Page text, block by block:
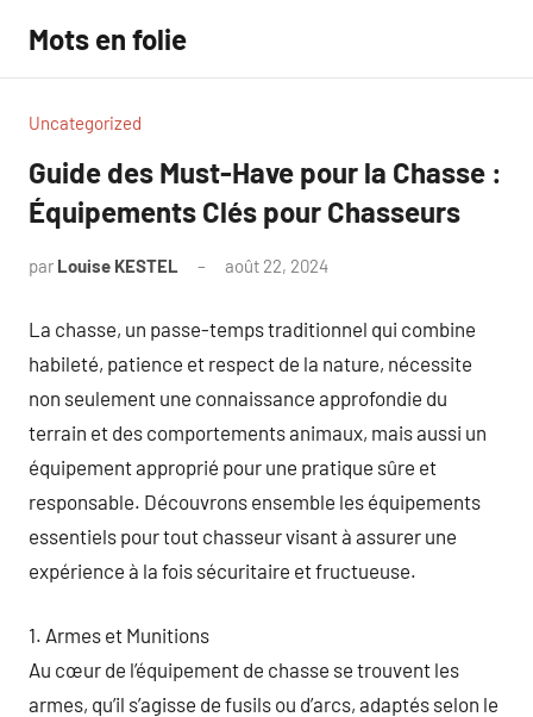
contenu
Mots en folie
Uncategorized
Guide des Must-Have pour la Chasse :
Équipements Clés pour Chasseurs
par Louise KESTEL août 22, 2024
La chasse, un passe-temps traditionnel qui combine
habileté, patience et respect de la nature, nécessite
non seulement une connaissance approfondie du
terrain et des comportements animaux, mais aussi un
équipement approprié pour une pratique sûre et
responsable. Découvrons ensemble les équipements
essentiels pour tout chasseur visant à assurer une
expérience à la fois sécuritaire et fructueuse.
1. Armes et Munitions
Au cœur de l’équipement de chasse se trouvent les
armes, qu’il s’agisse de fusils ou d’arcs, adaptés selon le